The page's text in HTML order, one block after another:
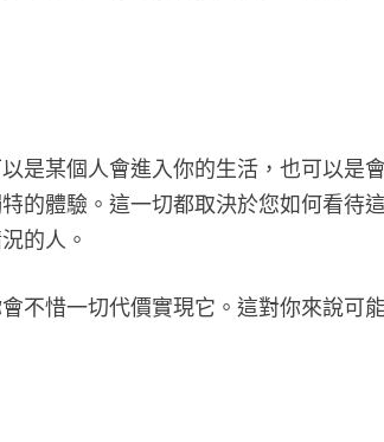
是某個人會進入你的生活，也可以是會
的體驗。這一切都取決於您如何看待這
的人。
不惜一切代價實現它。這對你來說可